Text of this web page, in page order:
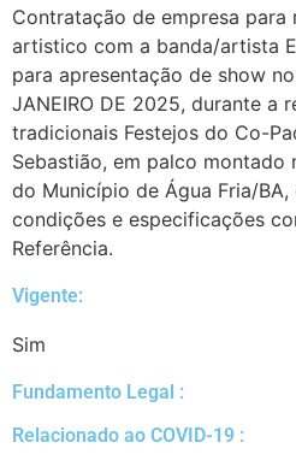
Contratação de empresa para
artistico com a banda/artista
para apresentação de show
JANEIRO DE 2025, durante a
tradicionais Festejos do Co-
Sebastião, em palco montado
do Município de Água Fria/
condições e especificações
Referência.
Vigente:
Sim
Fundamento Legal :​
Relacionado ao COVID-19 :​